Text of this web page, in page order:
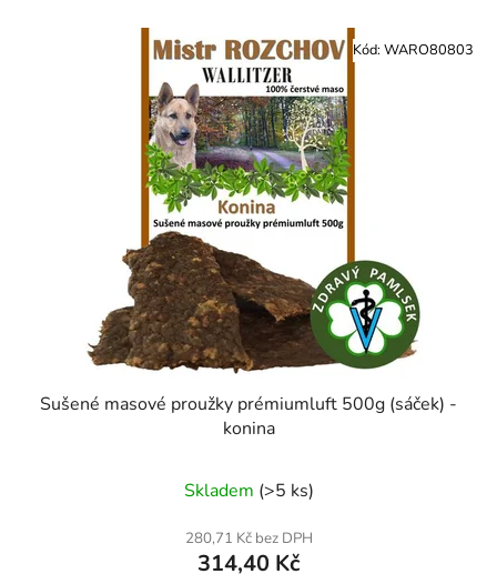
Sušené masové proužky prémiumluft 500g (sáček) -
konina
Skladem (>5 ks)
280,71 Kč bez DPH
314,40 Kč
Kód: WARO80803